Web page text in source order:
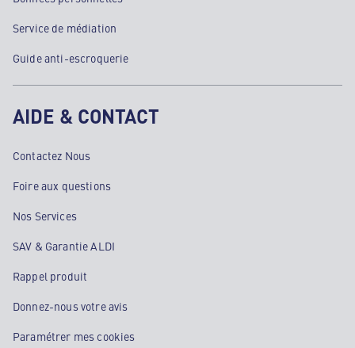
Service de médiation
Guide anti-escroquerie
AIDE & CONTACT
Contactez Nous
Foire aux questions
Nos Services
SAV & Garantie ALDI
Rappel produit
Donnez-nous votre avis
Paramétrer mes cookies